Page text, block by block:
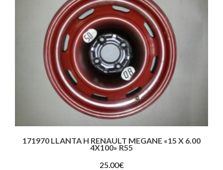
171970 LLANTA H RENAULT MEGANE «15 X 6.00
4X100» R55
25.00€